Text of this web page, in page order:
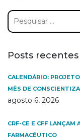
Pesquisar
por:
Posts recentes
CALENDÁRIO:
MÊS DE
agosto 6, 2026
CRF-CE E CFF LANÇAM
FARMACÊUTICO